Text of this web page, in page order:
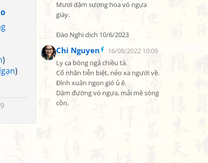
Mươi dặm sương hoa vó ngựa
giày.
Đào Nghi dịch 10/6/2023
Chi Nguyen
16/08/2022 10:09
Ly ca bóng ngả chiều tà.
Cố nhân tiễn biệt, nẻo xa người về.
Đình xuân ngọn gió ủ ê.
Dặm đường vó ngựa, mải mê sóng
cồn.
)
)